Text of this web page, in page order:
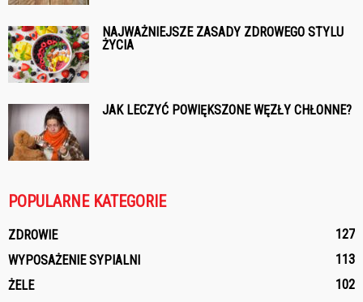
NAJWAŻNIEJSZE ZASADY ZDROWEGO STYLU
ŻYCIA
JAK LECZYĆ POWIĘKSZONE WĘZŁY CHŁONNE?
POPULARNE KATEGORIE
ZDROWIE
127
WYPOSAŻENIE SYPIALNI
113
ŻELE
102